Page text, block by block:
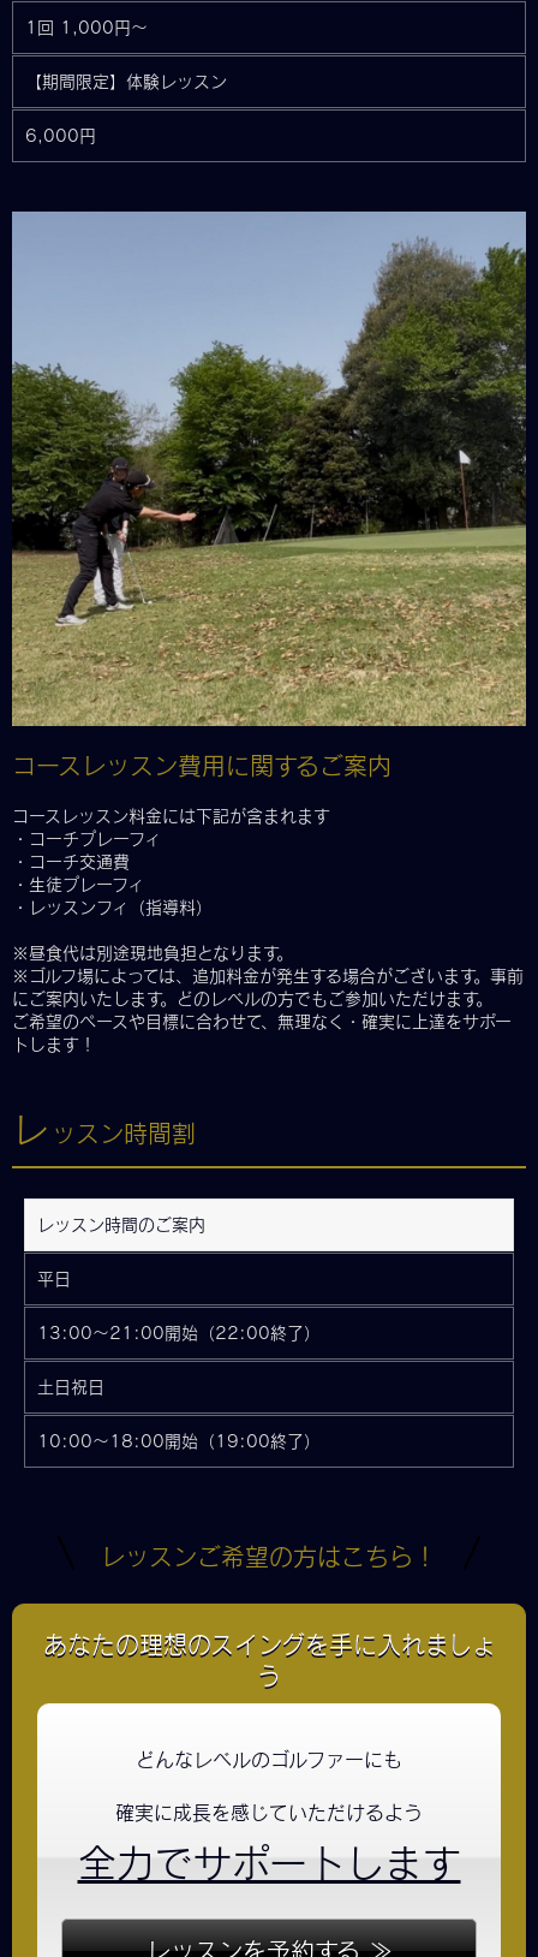
1回 1,000円〜
【期間限定】体験レッスン
6,000円
コースレッスン費用に関するご案内
コースレッスン料金には下記が含まれます
・コーチプレーフィ
・コーチ交通費
・生徒プレーフィ
・レッスンフィ（指導料）
※昼食代は別途現地負担となります。
※ゴルフ場によっては、追加料金が発生する場合がございます。事前
にご案内いたします。どのレベルの方でもご参加いただけます。
ご希望のペースや目標に合わせて、無理なく・確実に上達をサポー
トします！
レ ッスン時間割
レッスン時間のご案内
平日
13:00〜21:00開始（22:00終了）
土日祝日
10:00〜18:00開始（19:00終了）
レッスンご希望の方はこちら！
あなたの理想のスイングを手に入れましょ
う
どんなレベルのゴルファーにも
確実に成長を感じていただけるよう
全力でサポートします
レッスンを予約する ≫